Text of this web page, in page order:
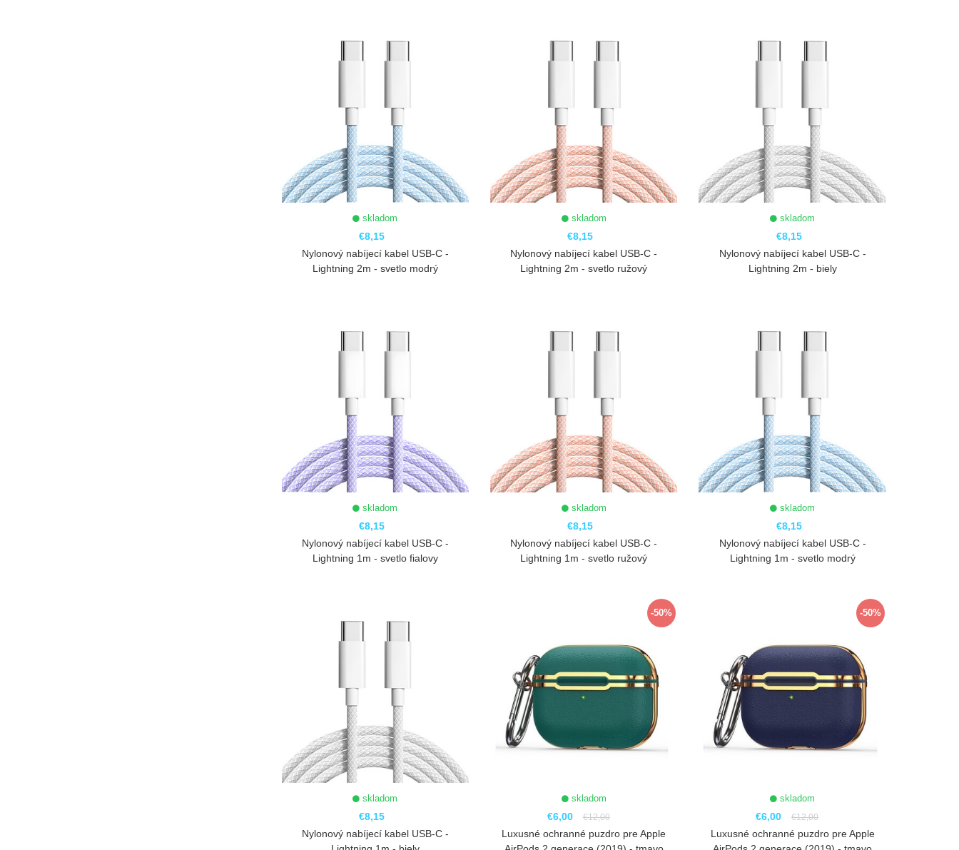
skladom
€8,15
Nylonový nabíjecí kabel USB-C -
Lightning 2m - svetlo modrý
skladom
€8,15
Nylonový nabíjecí kabel USB-C -
Lightning 2m - svetlo ružový
skladom
€8,15
Nylonový nabíjecí kabel USB-C -
Lightning 2m - biely
skladom
€8,15
Nylonový nabíjecí kabel USB-C -
Lightning 1m - svetlo fialovy
skladom
€8,15
Nylonový nabíjecí kabel USB-C -
Lightning 1m - svetlo ružový
skladom
€8,15
Nylonový nabíjecí kabel USB-C -
Lightning 1m - svetlo modrý
skladom
€8,15
Nylonový nabíjecí kabel USB-C -
-50%
skladom
€6,00 €12,00
Luxusné ochranné puzdro pre Apple
-50%
skladom
€6,00 €12,00
Luxusné ochranné puzdro pre Apple